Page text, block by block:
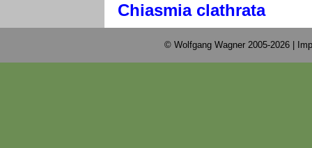
Chiasmia clathrata
© Wolfgang Wagner 2005-2026 |